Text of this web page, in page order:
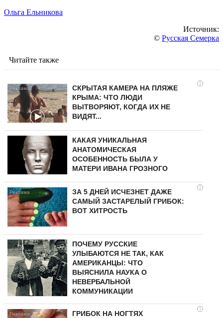
Ольга Ельникова
Источник:
© Русская Семерка
Читайте также
i
СКРЫТАЯ КАМЕРА НА ПЛЯЖЕ
КРЫМА: ЧТО ЛЮДИ
ВЫТВОРЯЮТ, КОГДА ИХ НЕ
ВИДЯТ...
КАКАЯ УНИКАЛЬНАЯ
АНАТОМИЧЕСКАЯ
ОСОБЕННОСТЬ БЫЛА У
МАТЕРИ ИВАНА ГРОЗНОГО
i
ЗА 5 ДНЕЙ ИСЧЕЗНЕТ ДАЖЕ
САМЫЙ ЗАСТАРЕЛЫЙ ГРИБОК:
ВОТ ХИТРОСТЬ
ПОЧЕМУ РУССКИЕ
УЛЫБАЮТСЯ НЕ ТАК, КАК
АМЕРИКАНЦЫ: ЧТО
ВЫЯСНИЛА НАУКА О
НЕВЕРБАЛЬНОЙ
КОММУНИКАЦИИ
i
ГРИБОК НА НОГТЯХ